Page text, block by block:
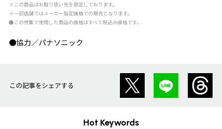
※この商品はお取り扱い先を限定しております。
※一部店舗ではメーカー指定価格での販売となります。
●この特集で使用した商品の価格はすべて税込み価格です。
●協力／パナソニック
この記事をシェアする
Hot Keywords